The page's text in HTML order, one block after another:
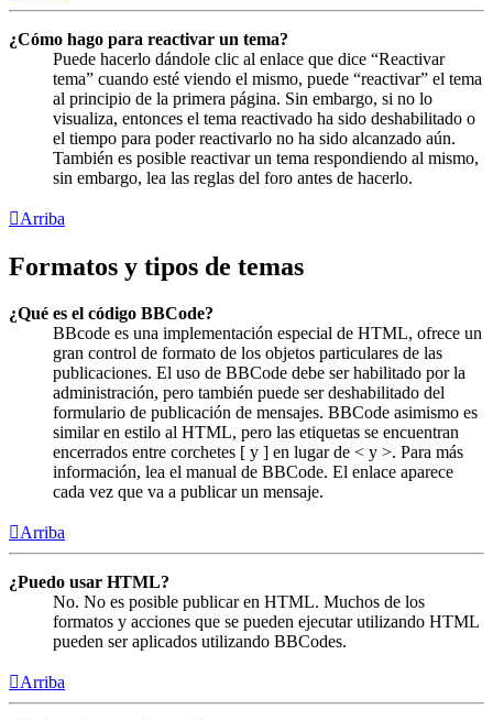
¿Cómo hago para reactivar un tema?
Puede hacerlo dándole clic al enlace que dice “Reactivar
tema” cuando esté viendo el mismo, puede “reactivar” el tema
al principio de la primera página. Sin embargo, si no lo
visualiza, entonces el tema reactivado ha sido deshabilitado o
el tiempo para poder reactivarlo no ha sido alcanzado aún.
También es posible reactivar un tema respondiendo al mismo,
sin embargo, lea las reglas del foro antes de hacerlo.
Arriba
Formatos y tipos de temas
¿Qué es el código BBCode?
BBcode es una implementación especial de HTML, ofrece un
gran control de formato de los objetos particulares de las
publicaciones. El uso de BBCode debe ser habilitado por la
administración, pero también puede ser deshabilitado del
formulario de publicación de mensajes. BBCode asimismo es
similar en estilo al HTML, pero las etiquetas se encuentran
encerrados entre corchetes [ y ] en lugar de < y >. Para más
información, lea el manual de BBCode. El enlace aparece
cada vez que va a publicar un mensaje.
Arriba
¿Puedo usar HTML?
No. No es posible publicar en HTML. Muchos de los
formatos y acciones que se pueden ejecutar utilizando HTML
pueden ser aplicados utilizando BBCodes.
Arriba